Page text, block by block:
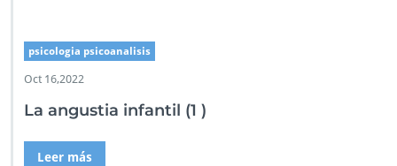
psicologia psicoanalisis
Oct 16,2022
La angustia infantil (1 )
Leer más